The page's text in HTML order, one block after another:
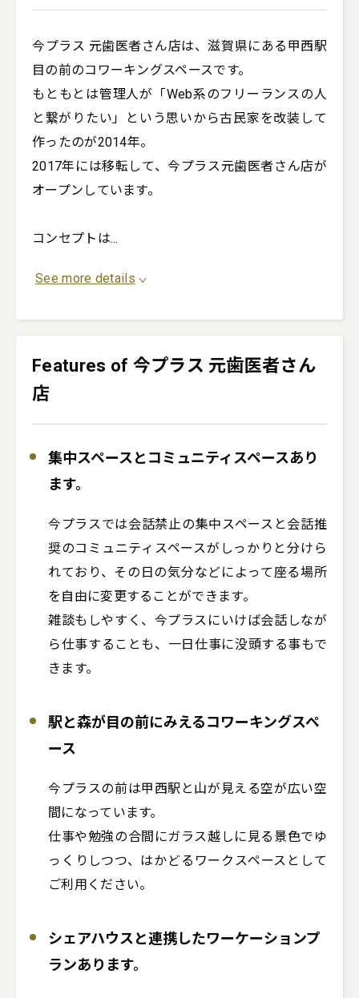
今プラス 元歯医者さん店は、滋賀県にある甲西駅
目の前のコワーキングスペースです。
もともとは管理人が「Web系のフリーランスの人
と繋がりたい」という思いから古民家を改装して
作ったのが2014年。
2017年には移転して、今プラス元歯医者さん店が
オープンしています。
コンセプトは...
See more details
Features of 今プラス 元歯医者さん
店
集中スペースとコミュニティスペースあり
ます。
今プラスでは会話禁止の集中スペースと会話推
奨のコミュニティスペースがしっかりと分けら
れており、その日の気分などによって座る場所
を自由に変更することができます。
雑談もしやすく、今プラスにいけば会話しなが
ら仕事することも、一日仕事に没頭する事もで
きます。
駅と森が目の前にみえるコワーキングスペ
ース
今プラスの前は甲西駅と山が見える空が広い空
間になっています。
仕事や勉強の合間にガラス越しに見る景色でゆ
っくりしつつ、はかどるワークスペースとして
ご利用ください。
シェアハウスと連携したワーケーションプ
ランあります。